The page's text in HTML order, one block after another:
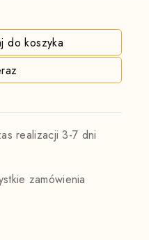
do koszyka
realizacji 3-7 dni
zamówienia